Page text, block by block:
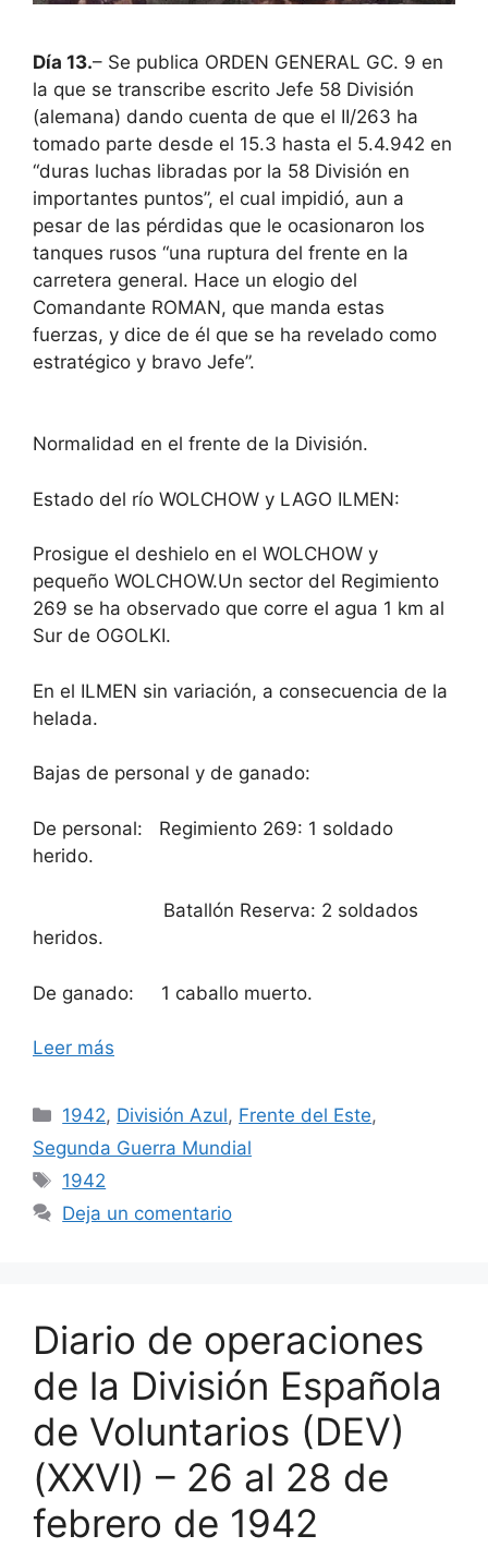
Día 13.– Se publica ORDEN GENERAL GC. 9 en
la que se transcribe escrito Jefe 58 División
(alemana) dando cuenta de que el II/263 ha
tomado parte desde el 15.3 hasta el 5.4.942 en
“duras luchas libradas por la 58 División en
importantes puntos”, el cual impidió, aun a
pesar de las pérdidas que le ocasionaron los
tanques rusos “una ruptura del frente en la
carretera general. Hace un elogio del
Comandante ROMAN, que manda estas
fuerzas, y dice de él que se ha revelado como
estratégico y bravo Jefe”.
Normalidad en el frente de la División.
Estado del río WOLCHOW y LAGO ILMEN:
Prosigue el deshielo en el WOLCHOW y
pequeño WOLCHOW.Un sector del Regimiento
269 se ha observado que corre el agua 1 km al
Sur de OGOLKI.
En el ILMEN sin variación, a consecuencia de la
helada.
Bajas de personal y de ganado:
De personal: Regimiento 269: 1 soldado
herido.
Batallón Reserva: 2 soldados
heridos.
De ganado: 1 caballo muerto.
Leer más
Categorías
1942, División Azul, Frente del Este,
Segunda Guerra Mundial
Etiquetas
1942
Deja un comentario
Diario de operaciones
de la División Española
de Voluntarios (DEV)
(XXVI) – 26 al 28 de
febrero de 1942